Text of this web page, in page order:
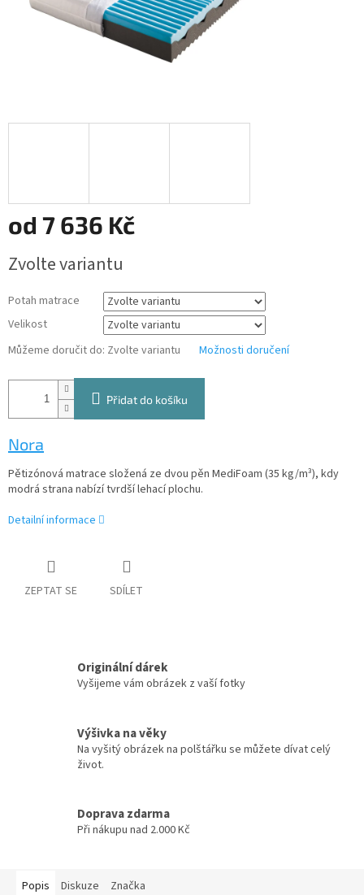
od 7 636 Kč
cena:
Zvolte variantu
Potah matrace
Velikost
Můžeme doručit do: Zvolte variantu Možnosti doručení
Přidat do košíku
Nora
Pětizónová matrace složená ze dvou pěn MediFoam (35 kg/m³), kdy
modrá strana nabízí tvrdší lehací plochu.
Detailní informace
ZEPTAT SE SDÍLET
Originální dárek
Vyšijeme vám obrázek z vaší fotky
Výšivka na věky
Na vyšitý obrázek na polštářku se můžete dívat celý
život.
Doprava zdarma
Při nákupu nad 2.000 Kč
Popis Diskuze Značka